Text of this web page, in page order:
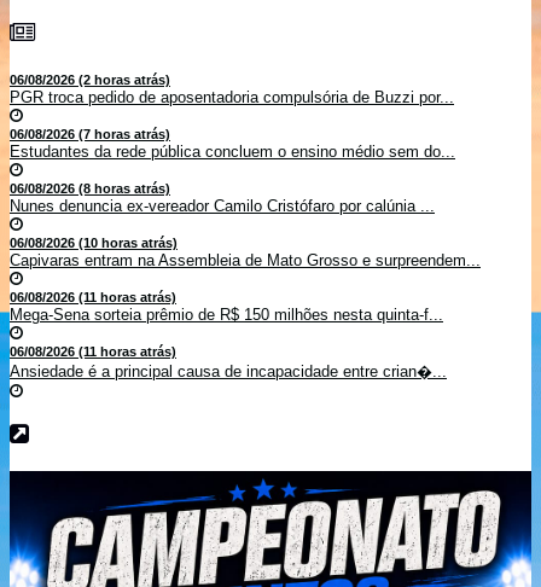
06/08/2026 (2 horas atrás)
PGR troca pedido de aposentadoria compulsória de Buzzi por...
06/08/2026 (7 horas atrás)
Estudantes da rede pública concluem o ensino médio sem do...
06/08/2026 (8 horas atrás)
Nunes denuncia ex-vereador Camilo Cristófaro por calúnia ...
06/08/2026 (10 horas atrás)
Capivaras entram na Assembleia de Mato Grosso e surpreendem...
06/08/2026 (11 horas atrás)
Mega-Sena sorteia prêmio de R$ 150 milhões nesta quinta-f...
06/08/2026 (11 horas atrás)
Ansiedade é a principal causa de incapacidade entre crian�...